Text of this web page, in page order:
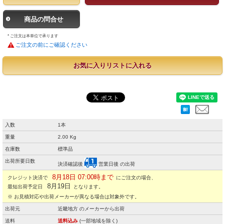
商品の問合せ
* ご注文は本単位で承ります
ご注文の前にご確認ください
お気に入りリストに入れる
入数 1本
重量 2.00 Kg
在庫数 標準品
出荷所要日数
決済確認後 営業日後 の出荷
クレジット決済で 8月18日 07:00時まで にご注文の場合、
最短出荷予定日
8月19日
となります。
※ お見積対応や出荷メーカーが異なる場合は対象外です。
出荷元 近畿地方 のメーカーから出荷
送料 送料込み (一部地域を除く)